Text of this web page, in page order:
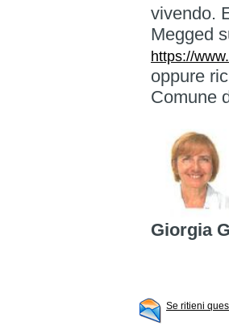
vivendo.
Megged
https://
oppure
Comune
Giorgia
Se ritieni